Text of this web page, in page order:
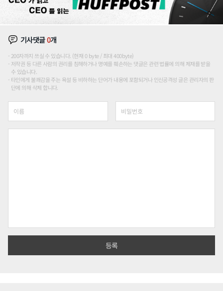
기사댓글0개
200자까지 쓰실 수 있습니다. (현재 0 byte / 최대 400byte)
저작권 등 다른 사람의 권리를 침해하거나 명예를 훼손하는 댓글은 관련 법률에 의해 제재를 받을
수 있습니다.
타인에게 불쾌감을 주는 욕설 등 비하하는 단어가 내용에 포함되거나 인신공격성 글은 관리자의 판
단에 의해 삭제 합니다.